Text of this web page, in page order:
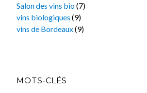
Salon des vins bio(7)
vins biologiques (9)
vins de Bordeaux(9)
MOTS-CLÉS